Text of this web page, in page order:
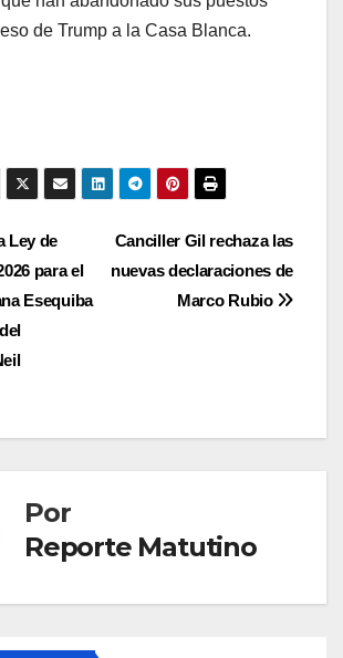
de Trump a la Casa Blanca.
Canciller Gil rechaza las
nuevas declaraciones de
Marco Rubio
Ley de
para el
Esequiba
Por
Reporte Matutino